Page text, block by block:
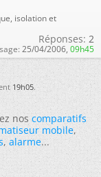
isolation et
Réponses: 2
25/04/2006, 09h45
19h05.
noscomparatifs
mobile,
,alarme...